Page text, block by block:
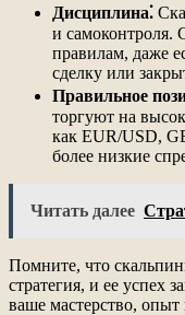
Дисциплина⁚
и самоконтроля.
правилам, даже
сделку или
Правильное
торгуют на
как EUR/USD,
более низкие
Читать далее
Помните, что
стратегия, и ее успех
ваше мастерство,